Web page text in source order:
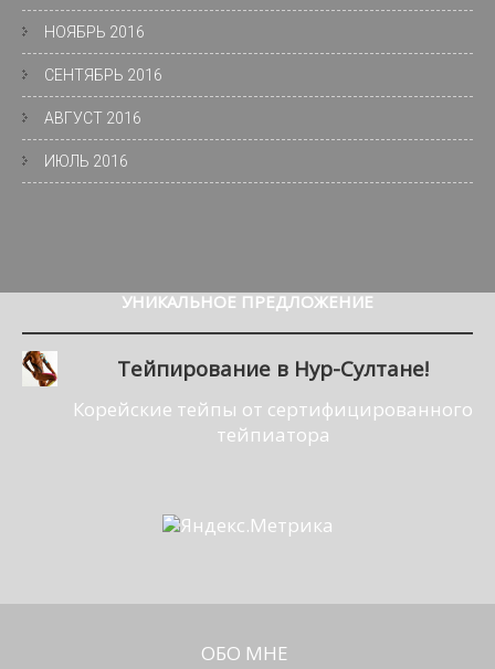
НОЯБРЬ 2016
СЕНТЯБРЬ 2016
АВГУСТ 2016
ИЮЛЬ 2016
УНИКАЛЬНОЕ ПРЕДЛОЖЕНИЕ
Тейпирование в Нур-Султане!
Корейские тейпы от сертифицированного
тейпиатора
ОБО МНЕ